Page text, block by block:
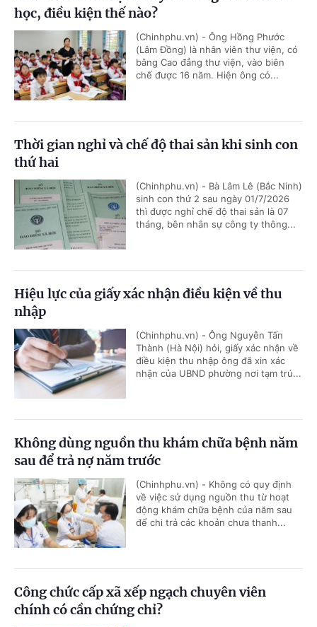
học, điều kiện thế nào?
(Chinhphu.vn) - Ông Hồng Phước
(Lâm Đồng) là nhân viên thư viện, có
bằng Cao đẳng thư viện, vào biên
chế được 16 năm. Hiện ông có...
Thời gian nghỉ và chế độ thai sản khi sinh con
thứ hai
(Chinhphu.vn) - Bà Lâm Lê (Bắc Ninh)
sinh con thứ 2 sau ngày 01/7/2026
thì được nghỉ chế độ thai sản là 07
tháng, bên nhân sự công ty thông...
Hiệu lực của giấy xác nhận điều kiện về thu
nhập
(Chinhphu.vn) - Ông Nguyễn Tấn
Thành (Hà Nội) hỏi, giấy xác nhận về
điều kiện thu nhập ông đã xin xác
nhận của UBND phường nơi tạm trú...
Không dùng nguồn thu khám chữa bệnh năm
sau để trả nợ năm trước
(Chinhphu.vn) - Không có quy định
về việc sử dụng nguồn thu từ hoạt
động khám chữa bệnh của năm sau
để chi trả các khoản chưa thanh...
Công chức cấp xã xếp ngạch chuyên viên
chính có cần chứng chỉ?